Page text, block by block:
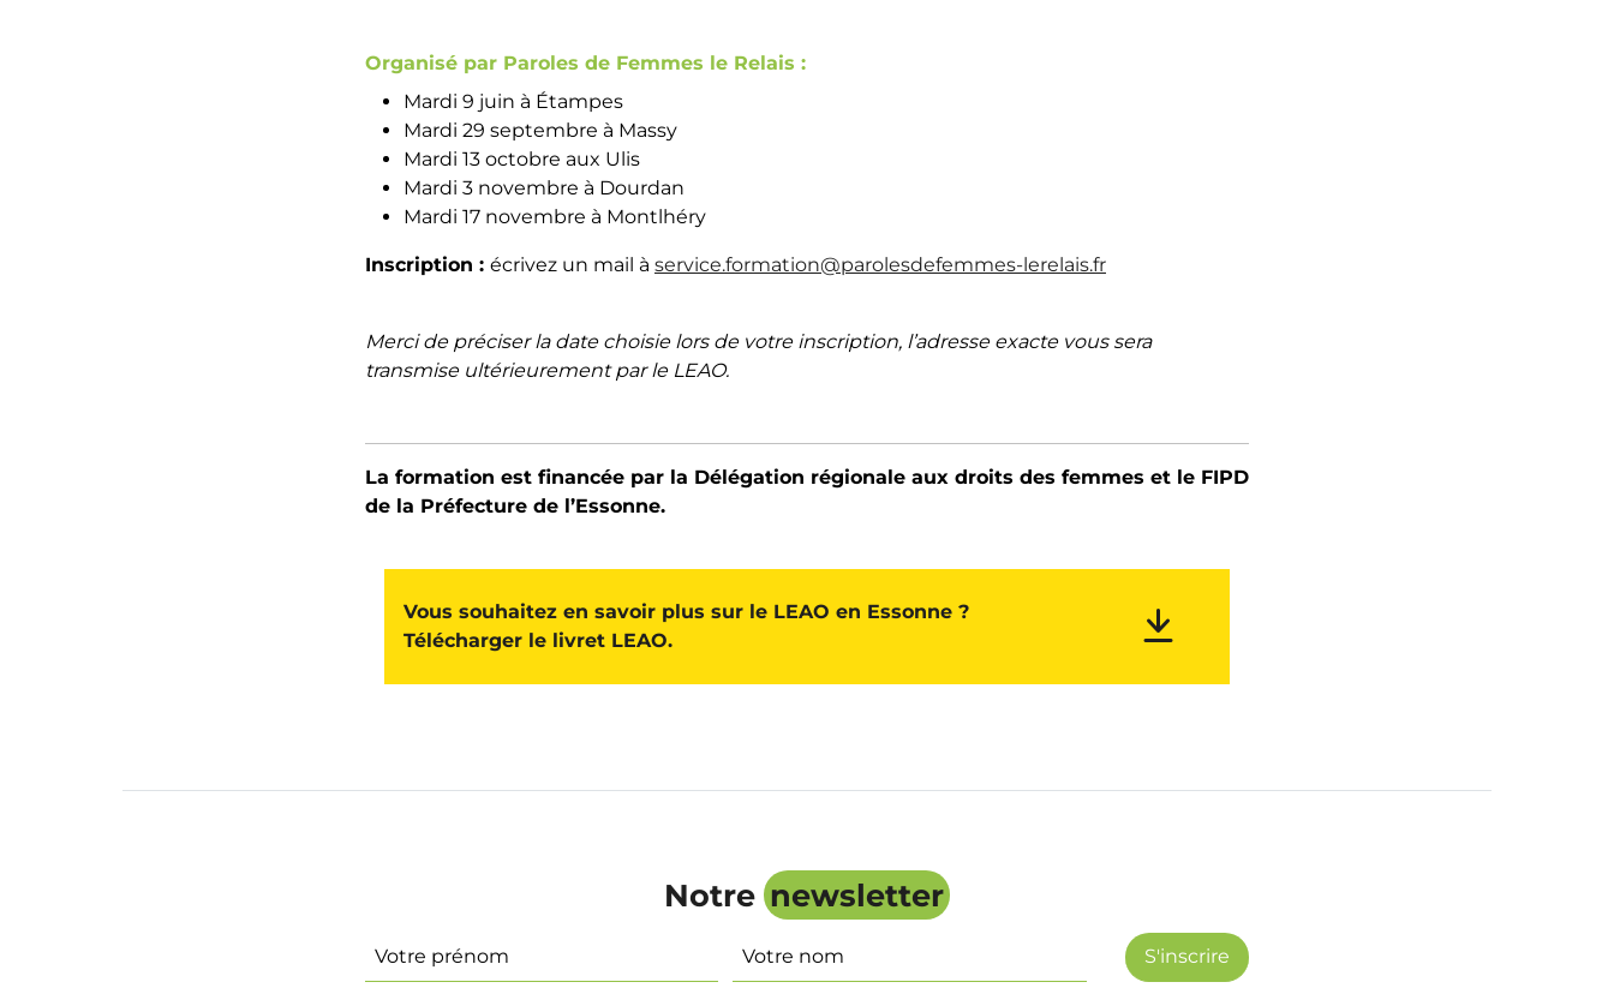
Organisé par Paroles de Femmes le Relais :
Mardi 9 juin à Étampes
Mardi 29 septembre à Massy
Mardi 13 octobre aux Ulis
Mardi 3 novembre à Dourdan
Mardi 17 novembre à Montlhéry
Inscription : écrivez un mail à service.formation@parolesdefemmes-lerelais.fr
Merci de préciser la date choisie lors de votre inscription, l’adresse exacte vous sera
transmise ultérieurement par le LEAO.
La formation est financée par la Délégation régionale aux droits des femmes et le FIPD
de la Préfecture de l’Essonne.
Vous souhaitez en savoir plus sur le LEAO en Essonne ?
Télécharger le livret LEAO.
Vous souhaitez en savoir plus sur le LEAO en
Notre newsletter
Identité